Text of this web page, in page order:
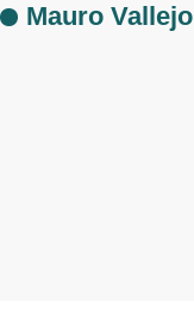
Mauro Vallejo